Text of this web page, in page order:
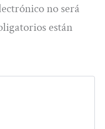
no será
están